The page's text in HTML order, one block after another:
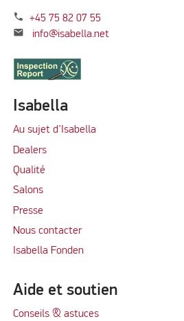
phone +45 75 82 07 55
mail info@isabella.net
Isabella
Au sujet d’Isabella
Dealers
Qualité
Salons
Presse
Nous contacter
Isabella Fonden
Aide et soutien
Conseils & astuces